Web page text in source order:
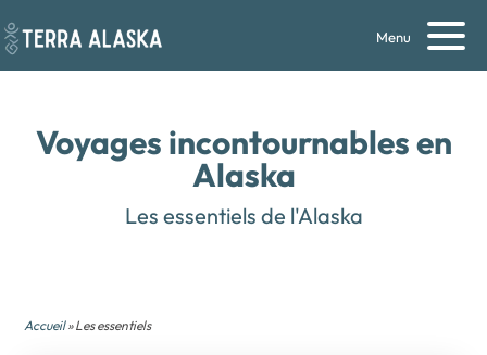
Menu
Voyages incontournablesen
Alaska
Les essentiels de l'Alaska
Accueil» Les essentiels